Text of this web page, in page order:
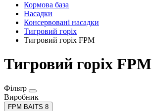
Кормова база
Насадки
Консервовані насадки
Тигровий горіх
Тигровий горіх FPM
Тигровий горіх FPM
Фільтр
Виробник
FPM BAITS 8